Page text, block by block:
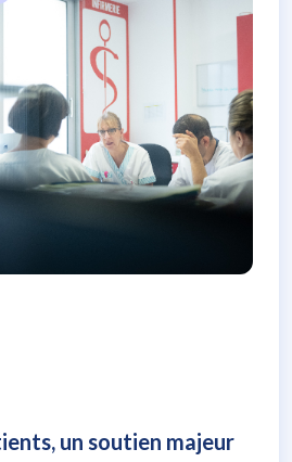
un soutien majeur